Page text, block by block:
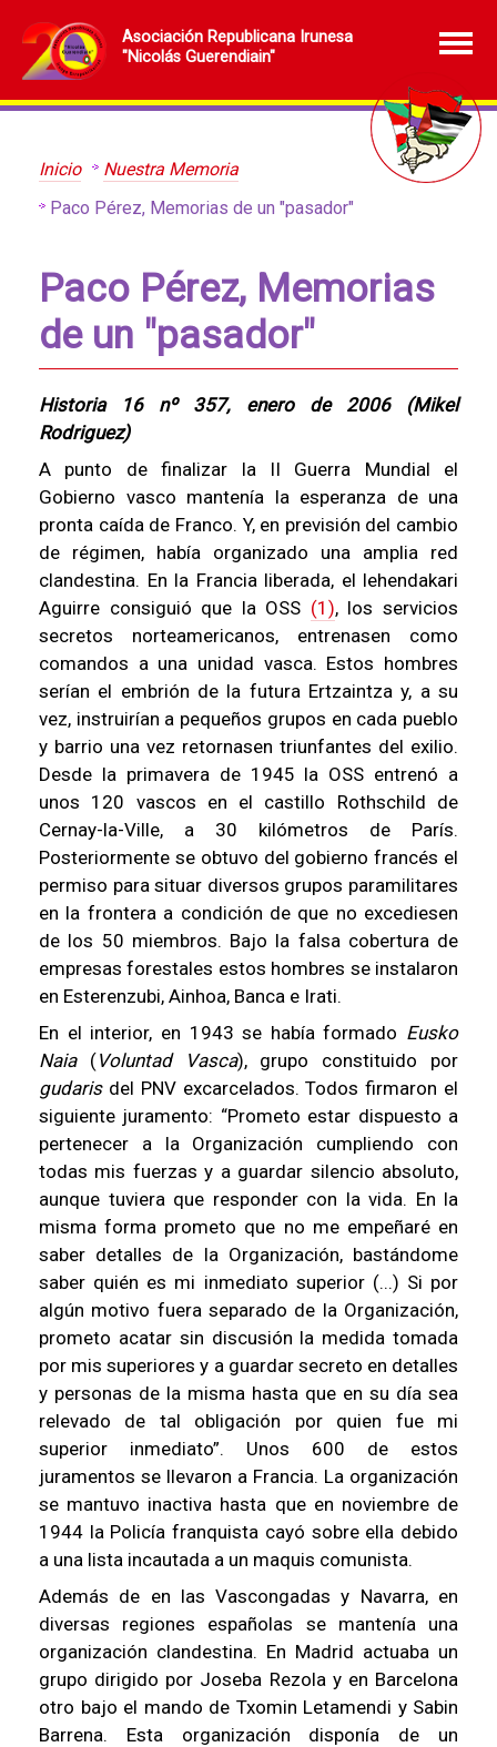
Asociación Republicana Irunesa
"Nicolás Guerendiain"
Inicio
Nuestra Memoria
Paco Pérez, Memorias de un "pasador"
Paco Pérez, Memorias
de un "pasador"
Historia 16 nº 357, enero de 2006 (Mikel
Rodriguez)
A punto de finalizar la II Guerra Mundial el
Gobierno vasco mantenía la esperanza de una
pronta caída de Franco. Y, en previsión del cambio
de régimen, había organizado una amplia red
clandestina. En la Francia liberada, el lehendakari
Aguirre consiguió que la OSS (1), los servicios
secretos norteamericanos, entrenasen como
comandos a una unidad vasca. Estos hombres
serían el embrión de la futura Ertzaintza y, a su
vez, instruirían a pequeños grupos en cada pueblo
y barrio una vez retornasen triunfantes del exilio.
Desde la primavera de 1945 la OSS entrenó a
unos 120 vascos en el castillo Rothschild de
Cernay-la-Ville, a 30 kilómetros de París.
Posteriormente se obtuvo del gobierno francés el
permiso para situar diversos grupos paramilitares
en la frontera a condición de que no excediesen
de los 50 miembros. Bajo la falsa cobertura de
empresas forestales estos hombres se instalaron
en Esterenzubi, Ainhoa, Banca e Irati.
En el interior, en 1943 se había formado Eusko
Naia(Voluntad Vasca), grupo constituido por
gudarisdel PNV excarcelados. Todos firmaron el
siguiente juramento: “Prometo estar dispuesto a
pertenecer a la Organización cumpliendo con
todas mis fuerzas y a guardar silencio absoluto,
aunque tuviera que responder con la vida. En la
misma forma prometo que no me empeñaré en
saber detalles de la Organización, bastándome
saber quién es mi inmediato superior (...) Si por
algún motivo fuera separado de la Organización,
prometo acatar sin discusión la medida tomada
por mis superiores y a guardar secreto en detalles
y personas de la misma hasta que en su día sea
relevado de tal obligación por quien fue mi
superior inmediato”. Unos 600 de estos
juramentos se llevaron a Francia. La organización
se mantuvo inactiva hasta que en noviembre de
1944 la Policía franquista cayó sobre ella debido
a una lista incautada a un maquis comunista.
Además de en las Vascongadas y Navarra, en
diversas regiones españolas se mantenía una
organización clandestina. En Madrid actuaba un
grupo dirigido por Joseba Rezola y en Barcelona
otro bajo el mando de Txomin Letamendi y Sabin
Barrena. Esta organización disponía de un